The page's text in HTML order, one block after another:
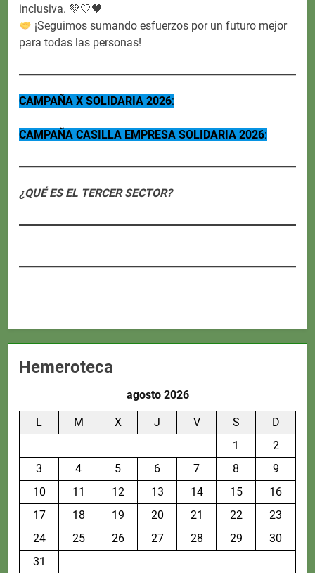
inclusiva. 💚🤍🖤
¡Seguimos sumando esfuerzos por un futuro mejor
para todas las personas!
CAMPAÑA X SOLIDARIA 2026:
CAMPAÑA CASILLA EMPRESA SOLIDARIA 2026:
¿QUÉ ES EL TERCER SECTOR?
Hemeroteca
agosto 2026
L M X J V S
D
1
2
3
4 5 6 7 8
9
10
11 12 13 14 15
16
17
18 19 20 21 22
23
24
25 26 27 28 29
30
31